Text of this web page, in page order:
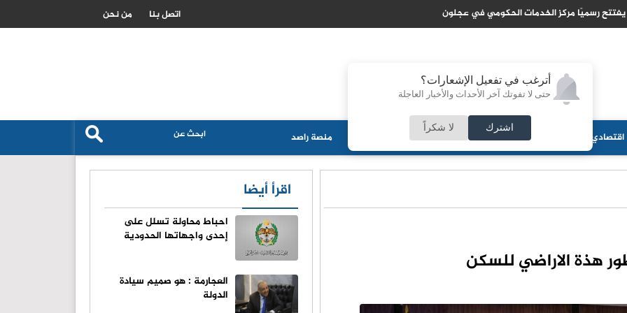
أترغب في تفعيل الإشعارات؟
حتى لا تفوتك آخر الأحداث والأخبار العاجلة
اشترك لا شكراً
رسميًا مركز الخدمات الحكومي في عجلون رئيس الجامعة الهاشمية يتفقد الاستعدادات النهائية لحفل تخريج
من نحن اتصل بنا
اقتصادي منوعات ثقافة مجلس الأمة منصة راصد
هذة الاراضي للسكن
اقرأ أيضا
احباط محاولة تسلل على
إحدى واجهاتها الحدودية
العجارمة : هو صميم سيادة
الدولة